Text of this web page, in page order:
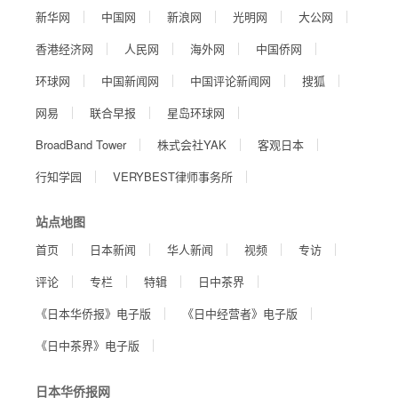
新华网 中国网 新浪网 光明网
大公网
香港经济网
人民网 海外网
中国侨网
环球网
中国新闻网 中国评论新闻网
搜狐
网易
联合早报
星岛环球网
BroadBand Tower
株式会社YAK
客观日本
行知学园
VERYBEST律师事务所
站点地图
首页 日本新闻 华人新闻 视频
专访
评论
专栏 特辑
日中茶界
《日本华侨报》电子版
《日中经营者》电子版
《日中茶界》电子版
日本华侨报网